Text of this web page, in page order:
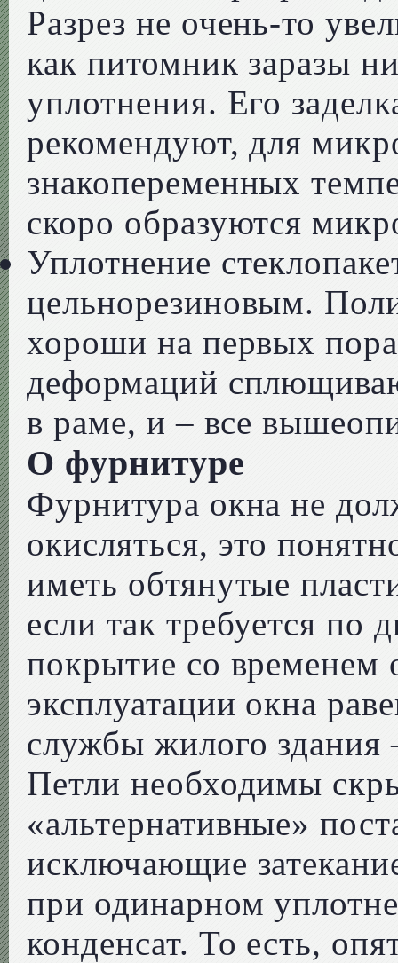
Разрез не очень-то
как питомник заразы
уплотнения. Его
рекомендуют, для
знакопеременных
скоро образуются
Уплотнение
цельнорезиновым.
хороши на первых
деформаций
в раме, и – все
О фурнитуре
Фурнитура окна не
окисляться, это
иметь обтянутые
если так требуется по
покрытие со временем
эксплуатации окна
службы жилого здания
Петли необходимы
«альтернативные»
исключающие
при одинарном
конденсат. То есть,